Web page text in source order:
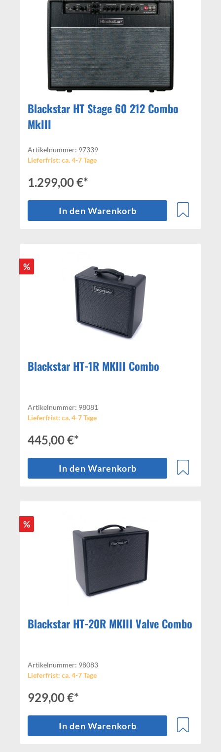
Blackstar HT Stage 60 212 Combo
MkIII
Artikelnummer: 97339
Lieferfrist: ca. 4-7 Tage
1.299,00 €*
In den Warenkorb
%
Blackstar HT-1R MKIII Combo
Artikelnummer: 98081
Lieferfrist: ca. 4-7 Tage
445,00 €*
In den Warenkorb
%
Blackstar HT-20R MKIII Valve Combo
Artikelnummer: 98083
Lieferfrist: ca. 4-7 Tage
929,00 €*
In den Warenkorb